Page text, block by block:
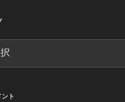
ト